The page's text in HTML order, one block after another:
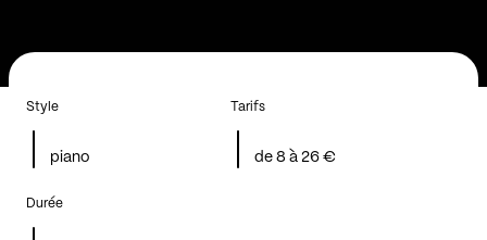
Style
piano
Tarifs
de 8 à 26 €
Durée